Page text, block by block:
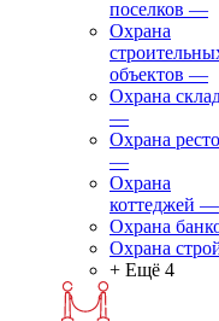
поселков —
Охрана
объектов —
Охрана
—
Охрана
—
Охрана
коттеджей —
Охрана
Охрана
+ Ещё 4